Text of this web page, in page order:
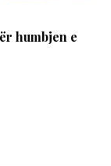
humbjen e